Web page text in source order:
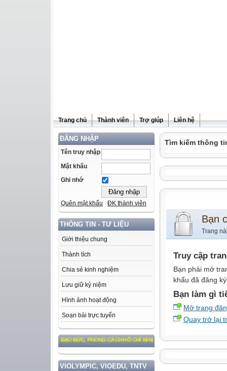
Trang chủ Thành viên Trợ giúp Liên hệ
ĐĂNG NHẬP
Tên truy nhập
Mật khẩu
Ghi nhớ
Quên mật khẩu ĐK thành viên
THÔNG TIN - TƯ LIỆU
Giới thiệu chung
Thành tích
Chia sẻ kinh nghiệm
Lưu giữ kỷ niệm
Hình ảnh hoạt động
Soạn bài trực tuyến
THEO TƯ TƯỞNG, ĐẠO ĐỨC, PHONG CÁCH HỒ CHÍ MINH
VIOLYMPIC, VIOEDU, TNTV
Tìm kiếm thông
Bạn
Trang
Truy cập
Bạn phải mở
khẩu đã đăng
Bạn làm gì
Mở trang
Quay trở lại